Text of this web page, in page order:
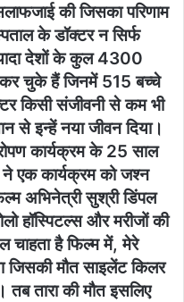
की जिसका परिणाम
के डॉक्टर न सिर्फ
देशों के कुल 4300
कर चुके हैं जिनमें 515 बच्चे
किसी संजीवनी से कम भी
से इन्हें नया जीवन दिया।
कार्यक्रम के 25 साल
ने एक कार्यक्रम को जश्न
अभिनेत्री सुश्री डिंपल
हॉस्पिटल्स और मरीजों की
चाहता है फिल्म में, मेरे
जिसकी मौत साइलेंट किलर
तब तारा की मौत इसलिए